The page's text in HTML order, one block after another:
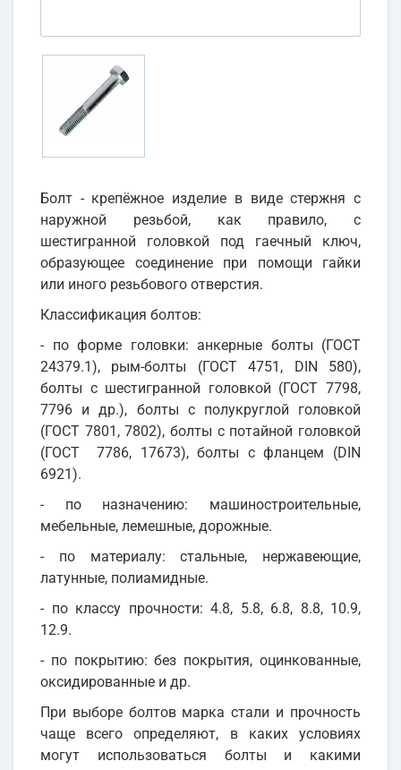
Болт - крепёжное изделие в виде стержня с
наружной резьбой, как правило, с
шестигранной головкой под гаечный ключ,
образующее соединение при помощи гайки
или иного резьбового отверстия.
Классификация болтов:
- по форме головки: анкерные болты (ГОСТ
24379.1), рым-болты (ГОСТ 4751, DIN 580),
болты с шестигранной головкой (ГОСТ 7798,
7796 и др.), болты с полукруглой головкой
(ГОСТ 7801, 7802), болты с потайной головкой
(ГОСТ 7786, 17673), болты с фланцем (DIN
6921).
- по назначению: машиностроительные,
мебельные, лемешные, дорожные.
- по материалу: стальные, нержавеющие,
латунные, полиамидные.
- по классу прочности: 4.8, 5.8, 6.8, 8.8, 10.9,
12.9.
- по покрытию: без покрытия, оцинкованные,
оксидированные и др.
При выборе болтов марка стали и прочность
чаще всего определяют, в каких условиях
могут использоваться болты и какими